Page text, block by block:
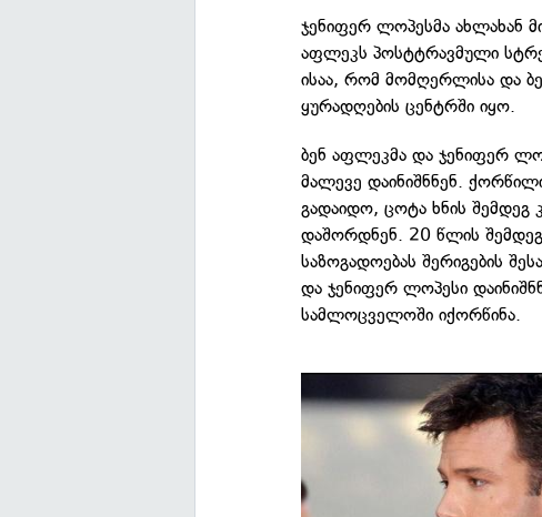
ჯენიფერ ლოპესმა ახლახან
აფლეკს პოსტტრავმული
ისაა, რომ მომღერლისა და
ყურადღების ცენტრში იყო.
ბენ აფლეკმა და ჯენიფერ
მალევე დაინიშნნენ.
გადაიდო, ცოტა ხნის შემდეგ
დაშორდნენ. 20 წლის
საზოგადოებას შერიგების
და ჯენიფერ ლოპესი
სამლოცველოში იქორწინა.